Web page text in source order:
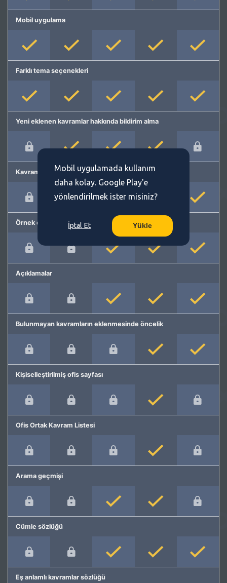
Mobil uygulama
Farklı tema seçenekleri
Yeni eklenen kavramlar hakkında bildirim alma
Kavram önerme
Örnek cümleler
Açıklamalar
Bulunmayan kavramların eklenmesinde öncelik
Kişiselleştirilmiş ofis sayfası
Ofis Ortak Kavram Listesi
Arama geçmişi
Cümle sözlüğü
Eş anlamlı kavramlar sözlüğü
Mobil uygulamada kullanım
daha kolay. Google Play'e
yönlendirilmek ister misiniz?
İptal Et Yükle